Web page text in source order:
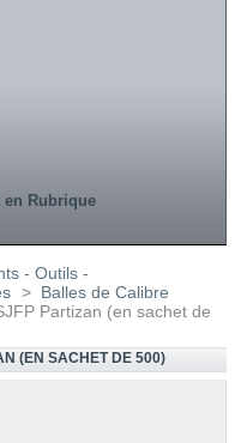
en Rubrique
- Outils -
> Balles de Calibre
Partizan (en sachet de
(EN SACHET DE 500)